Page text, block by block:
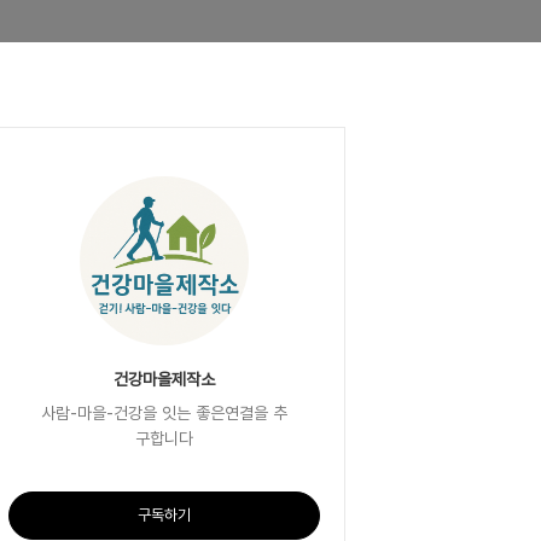
건강마을제작소
사람-마을-건강을 잇는 좋은연결을 추
구합니다
구독하기